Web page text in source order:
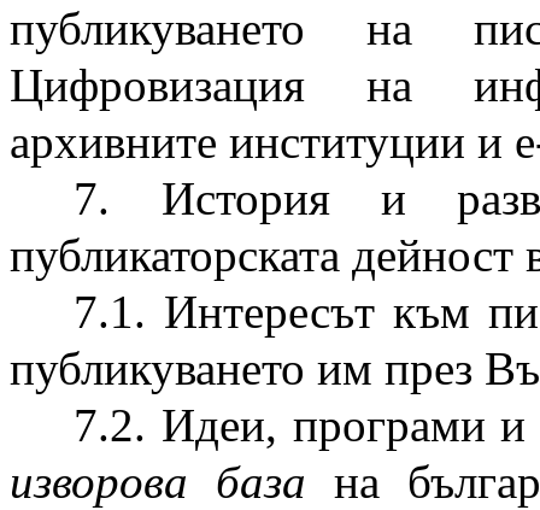
публикуването на
Цифровизация на
архивните институции и
7. История и
публикаторската
7.1. Интересът към
публикуването им през
7.2. Идеи, програми и
изворова база на